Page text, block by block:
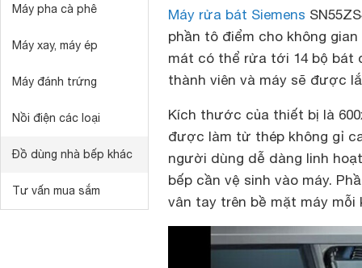
Máy pha cà phê
Máy xay, máy ép
Máy đánh trứng
Nồi điện các loại
Đồ dùng nhà bếp khác
Tư vấn mua sắm
Máy rửa bát Siemens
phần tô điểm cho không gian
mát có thể rửa tới 14 bộ bát
thành viên và máy sẽ được
Kích thước của thiết bị là
được làm từ thép không gỉ
người dùng dễ dàng linh
bếp cần vệ sinh vào máy.
vân tay trên bề mặt máy